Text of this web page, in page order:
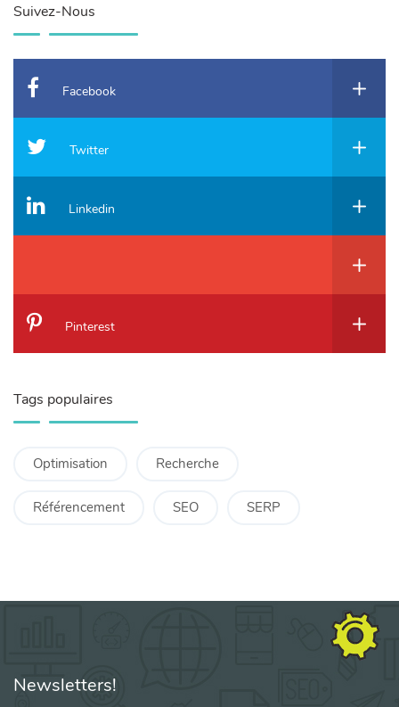
Suivez-Nous
Facebook
Twitter
Linkedin
Pinterest
Tags populaires
Optimisation Recherche
Référencement SEO SERP
Newsletters!